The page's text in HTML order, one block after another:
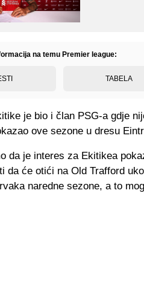
na temu Premier league:
TABELA
je bio i član PSG-a gdje
ove sezone u dresu
da je interes za Ekitikea
da će otići na Old Trafford
naredne sezone, a to